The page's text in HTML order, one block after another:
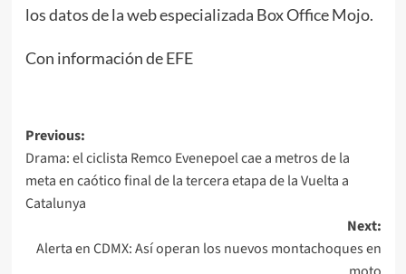
los datos de la web especializada Box Office Mojo.
Con información de EFE
Post
navigation
Previous:
Drama: el ciclista Remco Evenepoel cae a metros de la
meta en caótico final de la tercera etapa de la Vuelta a
Catalunya
Next:
Alerta en CDMX: Así operan los nuevos montachoques en